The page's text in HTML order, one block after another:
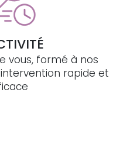
vous, formé à nos
rapide et